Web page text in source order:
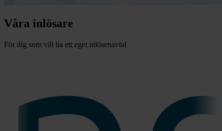
Våra inlösare
För dig som vill ha ett eget inlösenavtal